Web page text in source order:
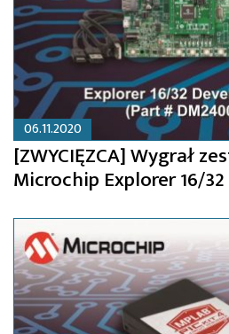
06.11.2020
[ZWYCIĘZCA] Wygrał
Microchip Explorer 16/32